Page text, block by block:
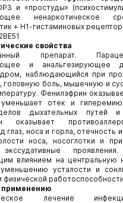
и «простуды»
ненаркотическое
+ Н1-гистаминовых
свойства
препарат.
и анальгезирующее
наблюдающийся при
головную боль, мышечную и
Фенилэфрин
отек и гиперемию
дыхательных путей и
оказывает
глаз, носа и горла, отечность
носа, носоглотки и
влиянием на центральную
усталости и
физической
применению
лечение